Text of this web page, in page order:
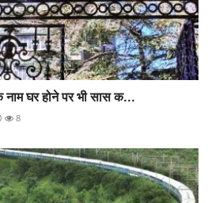
नाम घर होने पर भी सास क...
8